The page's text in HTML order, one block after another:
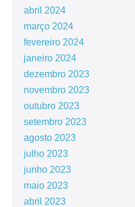
abril 2024
março 2024
fevereiro 2024
janeiro 2024
dezembro 2023
novembro 2023
outubro 2023
setembro 2023
agosto 2023
julho 2023
junho 2023
maio 2023
abril 2023